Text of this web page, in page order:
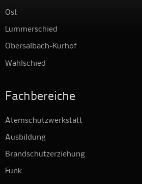
Ost
Lummerschied
Obersalbach-Kurhof
Wahlschied
Fachbereiche
Atemschutzwerkstatt
Ausbildung
Brandschutzerziehung
Funk